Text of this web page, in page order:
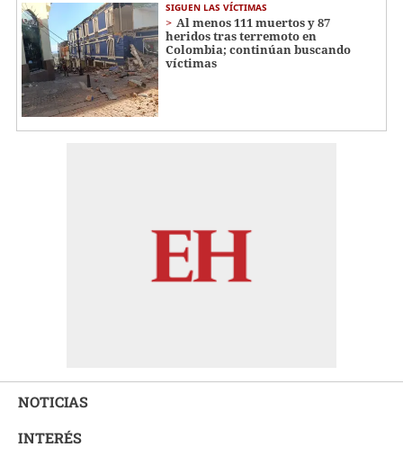
SIGUEN LAS VÍCTIMAS
Al menos 111 muertos y 87
heridos tras terremoto en
Colombia; continúan buscando
víctimas
NOTICIAS
INTERÉS